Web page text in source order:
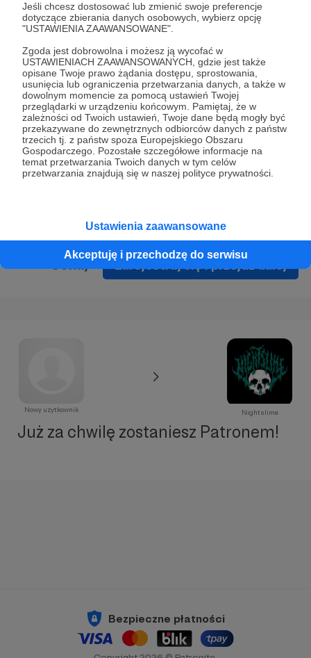
Jeśli chcesz dostosować lub zmienić swoje preferencje
dotyczące zbierania danych osobowych, wybierz opcję
"USTAWIENIA ZAAWANSOWANE".
Zgoda jest dobrowolna i możesz ją wycofać w
USTAWIENIACH ZAAWANSOWANYCH, gdzie jest także
opisane Twoje prawo żądania dostępu, sprostowania,
usunięcia lub ograniczenia przetwarzania danych, a także w
dowolnym momencie za pomocą ustawień Twojej
przeglądarki w urządzeniu końcowym. Pamiętaj, że w
zależności od Twoich ustawień, Twoje dane będą mogły być
przekazywane do zewnętrznych odbiorców danych z państw
trzecich tj. z państw spoza Europejskiego Obszaru
Gospodarczego. Pozostałe szczegółowe informacje na
temat przetwarzania Twoich danych w tym celów
przetwarzania znajdują się w naszej polityce prywatności.
Ustawienia zaawansowane
Akceptuję i przechodzę do serwisu
* Zapoznałem się i akceptujęRegulaminserwisu oraz
* Wyrażam zgodę na przetwarzanie moich danych
osobowych podanych w formularzu rejestracyjnym w celu
prawidłowego świadczenia usług serwisu Patronite.
Wyrażam zgodę na otrzymywanie drogą elektroniczną
informacji handlowych - newslettera. Opcja ta może zostać
zmieniona w ustawieniach konta.
Zarejestruj się i przejdź dalej
Nowy użytkownik Nightslime
Już za chwilę zostaniesz Patronem!
Bezpieczne płatności